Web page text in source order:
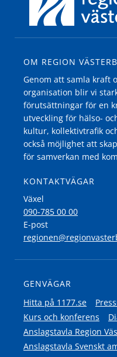
OM REGION
Genom att samla kraft
organisation blir vi
förutsättningar för en
utveckling för hälso-
kultur, kollektivtrafik
också möjlighet att
för samverkan med
KONTAKTVÄGAR
Växel
090-785 00 00
E-post
GENVÄGAR
Hitta på 1177.se
Kurs och konferens
Anslagstavla Region
Anslagstavla Svenskt